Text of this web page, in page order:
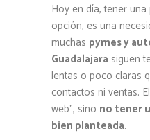
Hoy en día, tener
opción, es una
muchas pymes y
Guadalajara siguen
lentas o poco claras
contactos ni ventas.
web”, sino no tener
bien planteada.